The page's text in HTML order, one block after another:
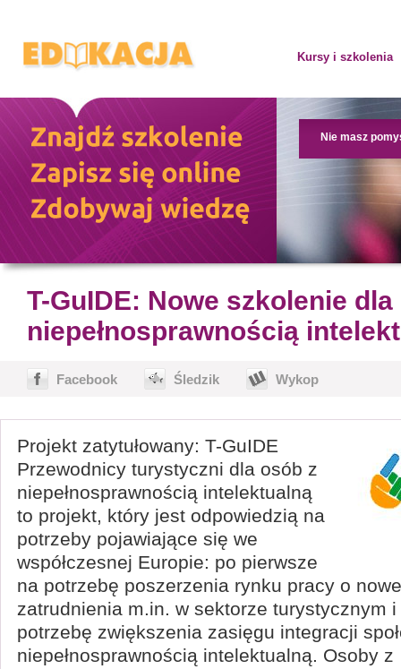
Kursy i szkolenia
Nie masz
T-GuIDE: Nowe szkolenie
niepełnosprawnością
Facebook Śledzik Wykop
Projekt zatytułowany: T-GuIDE
Przewodnicy turystyczni dla osób z
niepełnosprawnością intelektualną
to projekt, który jest odpowiedzią na
potrzeby pojawiające się we
współczesnej Europie: po pierwsze
na potrzebę poszerzenia rynku pracy o
zatrudnienia m.in. w sektorze turystycznym
potrzebę zwiększenia zasięgu integracji
niepełnosprawnością intelektualną. Osoby z